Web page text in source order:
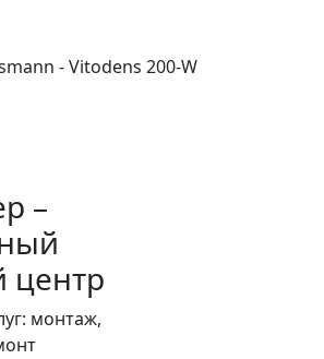
- Vitodens 200-W
–
центр
монтаж,